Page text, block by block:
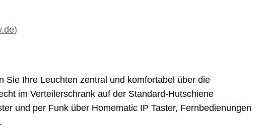
)
Sie Ihre Leuchten zentral und komfortabel über die
im Verteilerschrank auf der Standard-Hutschiene
und per Funk über Homematic IP Taster, Fernbedienungen